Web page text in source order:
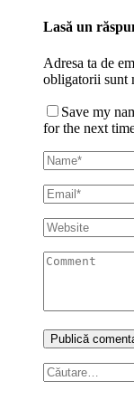
Lasă un
Adresa ta de
obligatorii sunt
Save my
for the next
Caută
după: